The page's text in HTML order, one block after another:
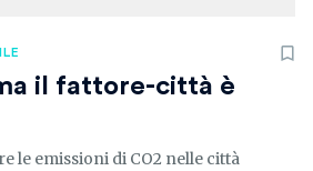
il fattore-città è
le emissioni di CO2 nelle città